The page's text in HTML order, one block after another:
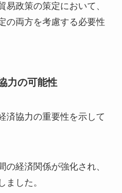
易政策の策定において、
の両方を考慮する必要性
力の可能性
済協力の重要性を示して
の経済関係が強化され、
ました。